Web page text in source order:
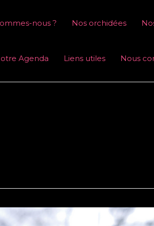
nous ? Nos orchidées
Agenda Liens utiles Nous